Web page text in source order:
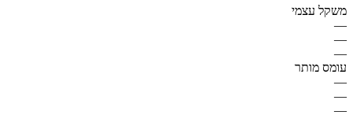
משקל עצמי
—
—
—
עומס מותר
—
—
—